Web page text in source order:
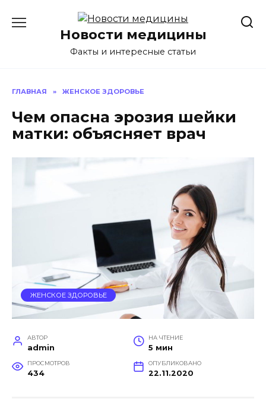
содержаниюНовости медицины
Факты и интересные статьи
ГЛАВНАЯ » ЖЕНСКОЕ ЗДОРОВЬЕ
Чем опасна эрозия шейки
матки: объясняет врач
ЖЕНСКОЕ ЗДОРОВЬЕ
АВТОР
admin
НА ЧТЕНИЕ
5 мин
ПРОСМОТРОВ
434
ОПУБЛИКОВАНО
22.11.2020